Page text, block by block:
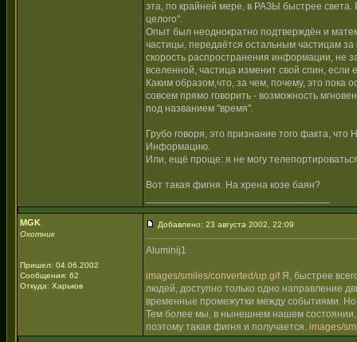
эта, по крайней мере, в РАЗЫ быстрее света.
целого".
Опыт был неоднократно подтверждён и
частицы, передаётся остальным частицам
скорость распространения информации, не
вселенной, частица изменит свой спин,
Каким образом,что, за чем, почему, это пока
совсем прямо говорить - возможность
под названием "время".
Грубо говоря, это признание того факта,
Информацию.
Или, ещё проще: я не могу
Вот такая фигня. На хрена козе баян?
MGK
Охотник
Пришел: 04.06.2002
Сообщения: 62
Откуда: Харьков
Добавлено: 23 августа 2002, 22:09
Aluminij1
images/smiles/converted/up.gifЯ, быстрее
людей, доступно только одно направление
временные промежутки между событиями.
Тем более мы, в нынешнем нашем состоянии,
поэтому такая фигня и получается. images/